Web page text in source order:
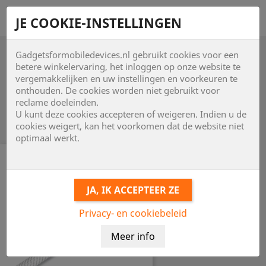

Item 1-24 van 40 in totaal item(s)
JE COOKIE-INSTELLINGEN
Gadgetsformobiledevices.nl gebruikt cookies voor een
betere winkelervaring, het inloggen op onze website te
vergemakkelijken en uw instellingen en voorkeuren te
onthouden. De cookies worden niet gebruikt voor
reclame doeleinden.
U kunt deze cookies accepteren of weigeren. Indien u de
cookies weigert, kan het voorkomen dat de website niet
optimaal werkt.
Privacy- en cookiebeleid